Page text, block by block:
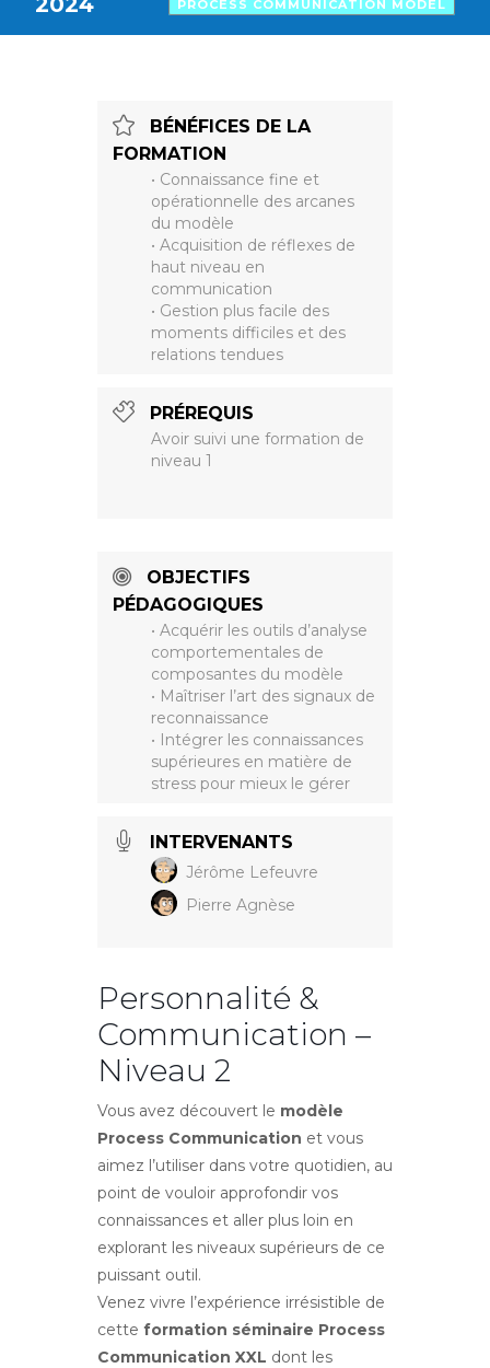
PROCESS COMMUNICATION MODEL
BÉNÉFICES DE LA
FORMATION
• Connaissance fine et
opérationnelle des arcanes
du modèle
• Acquisition de réflexes de
haut niveau en
communication
• Gestion plus facile des
moments difficiles et des
relations tendues
PRÉREQUIS
Avoir suivi une formation de
niveau 1
OBJECTIFS
PÉDAGOGIQUES
• Acquérir les outils d’analyse
comportementales de
composantes du modèle
• Maîtriser l’art des signaux de
reconnaissance
• Intégrer les connaissances
supérieures en matière de
stress pour mieux le gérer
INTERVENANTS
Jérôme Lefeuvre
Pierre Agnèse
Personnalité &
Communication –
Niveau 2
Vous avez découvert le modèle
Process Communication et vous
aimez l’utiliser dans votre quotidien, au
point de vouloir approfondir vos
connaissances et aller plus loin en
explorant les niveaux supérieurs de ce
puissant outil.
Venez vivre l’expérience irrésistible de
cette formation séminaire Process
Communication XXL dont les